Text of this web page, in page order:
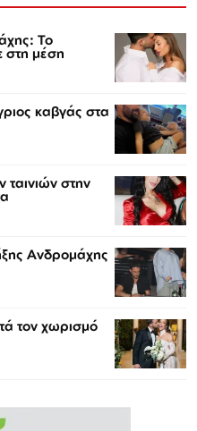
Το
στη μέση
καβγάς στα
στην
Ανδρομάχης
τον χωρισμό